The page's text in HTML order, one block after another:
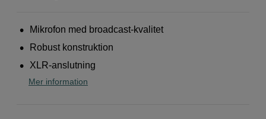
Mikrofon med broadcast-kvalitet
Robust konstruktion
XLR-anslutning
Mer information